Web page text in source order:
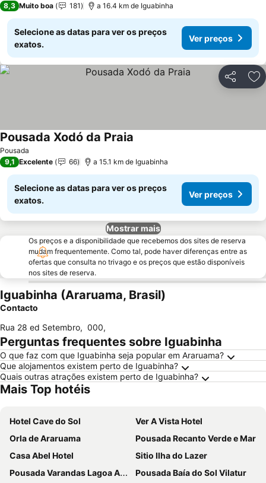
8,3 Muito boa 181 a 16.4 km de Iguabinha
Selecione as datas para ver os preços
exatos.
Ver preços
Partilhar
Pousada
Pousada Xodó da Praia
9,1 Excelente 66 a 15.1 km de Iguabinha
Selecione as datas para ver os preços
exatos.
Ver preços
Mostrar mais
Os preços e a disponibilidade que recebemos dos sites de reserva
mudam frequentemente. Como tal, pode haver diferenças entre as
ofertas que consulta no trivago e os preços que estão disponíveis
nos sites de reserva.
Iguabinha (Araruama, Brasil)
Contacto
Rua 28 ed Setembro, 000,
Perguntas frequentes sobre Iguabinha
O que faz com que Iguabinha seja popular em Araruama?
Que alojamentos existem perto de Iguabinha?
Quais outras atrações existem perto de Iguabinha?
Mais Top hotéis
Hotel Cave do Sol
Ver A Vista Hotel
Orla de Araruama
Pousada Recanto Verde e Mar
Casa Abel Hotel
Sitio Ilha do Lazer
Pousada Varandas Lagoa Azul
Pousada Baía do Sol Vilatur